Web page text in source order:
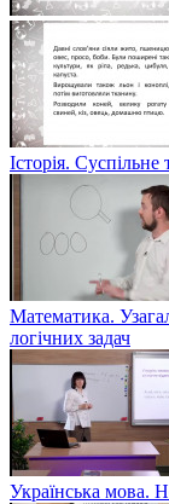
Історія.
Математика.
логічних задач
Українська мова.